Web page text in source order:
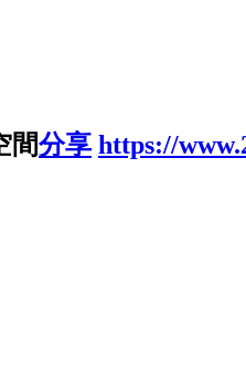
間分享 https://